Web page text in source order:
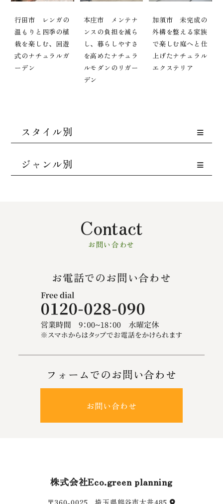
行田市 レンガの
温もりと四季の植
栽を楽しむ、回遊
式のナチュラルガ
ーデン
本庄市 メンテナ
ンスの負担を減ら
し、暮らしやすさ
を高めたナチュラ
ルモダンのリガー
デン
加須市 未完成の
外構を整える家族
で楽しむ庭へと仕
上げたナチュラル
エクステリア
スタイル別
ジャンル別
Contact
お問い合わせ
お電話でのお問い合わせ
フォームでのお問い合わせ
お問い合わせ
株式会社Eco.green planning
〒360-0025埼玉県熊谷市太井485